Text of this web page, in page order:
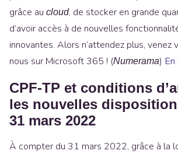
grâce au cloud, de stocker en grande
d’avoir accès à de nouvelles
innovantes. Alors n’attendez plus, venez
nous sur Microsoft 365 ! (Numerama)
CPF-TP et conditions
les nouvelles
31 mars 2022
À compter du 31 mars 2022, grâce à la